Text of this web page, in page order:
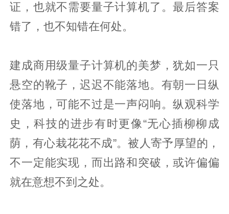
证，也就不需要量子计算机了。最后答案
错了，也不知错在何处。
建成商用级量子计算机的美梦，犹如一只
悬空的靴子，迟迟不能落地。有朝一日纵
使落地，可能不过是一声闷响。纵观科学
史，科技的进步有时更像“无心插柳柳成
荫，有心栽花花不成”。被人寄予厚望的，
不一定能实现，而出路和突破，或许偏偏
就在意想不到之处。